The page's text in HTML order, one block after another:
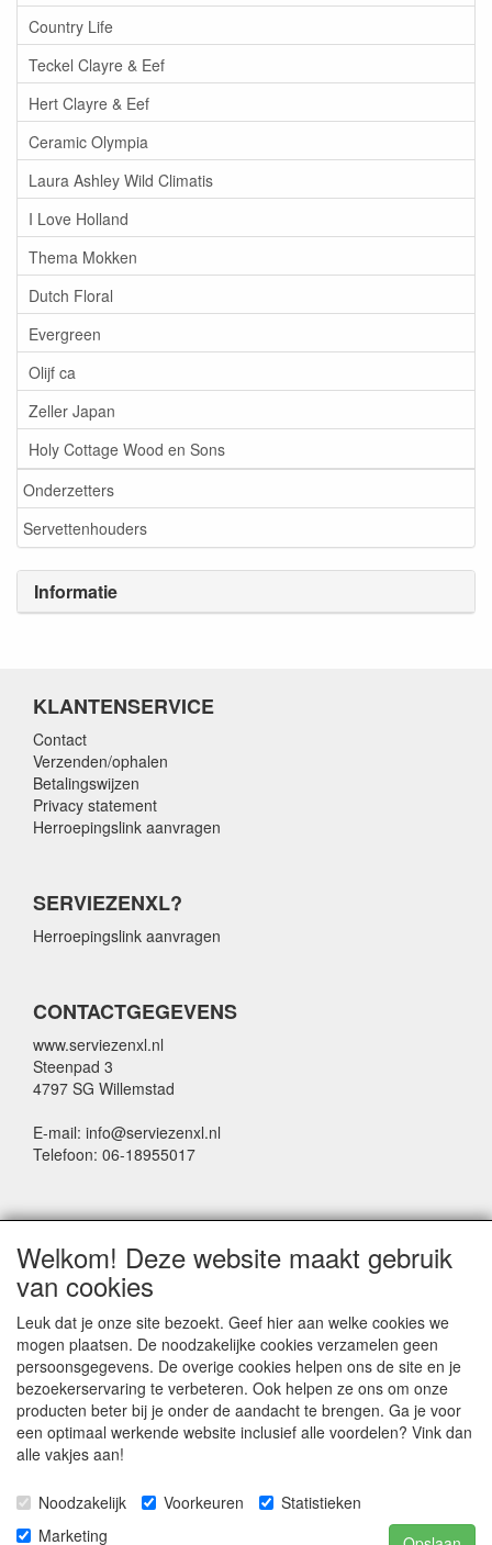
Country Life
Teckel Clayre & Eef
Hert Clayre & Eef
Ceramic Olympia
Laura Ashley Wild Climatis
I Love Holland
Thema Mokken
Dutch Floral
Evergreen
Olijf ca
Zeller Japan
Holy Cottage Wood en Sons
Onderzetters
Servettenhouders
Informatie
KLANTENSERVICE
Contact
Verzenden/ophalen
Betalingswijzen
Privacy statement
Herroepingslink aanvragen
SERVIEZENXL?
Herroepingslink aanvragen
CONTACTGEGEVENS
www.serviezenxl.nl
Steenpad 3
4797 SG Willemstad
E-mail: info@serviezenxl.nl
Telefoon: 06-18955017
Voornaam
Achternaam
E-mail
Welkom! Deze website maakt gebruik
van cookies
Leuk dat je onze site bezoekt. Geef hier aan welke cookies we
mogen plaatsen. De noodzakelijke cookies verzamelen geen
persoonsgegevens. De overige cookies helpen ons de site en je
bezoekerservaring te verbeteren. Ook helpen ze ons om onze
producten beter bij je onder de aandacht te brengen. Ga je voor
een optimaal werkende website inclusief alle voordelen? Vink dan
alle vakjes aan!
Noodzakelijk Voorkeuren
Statistieken
Marketing